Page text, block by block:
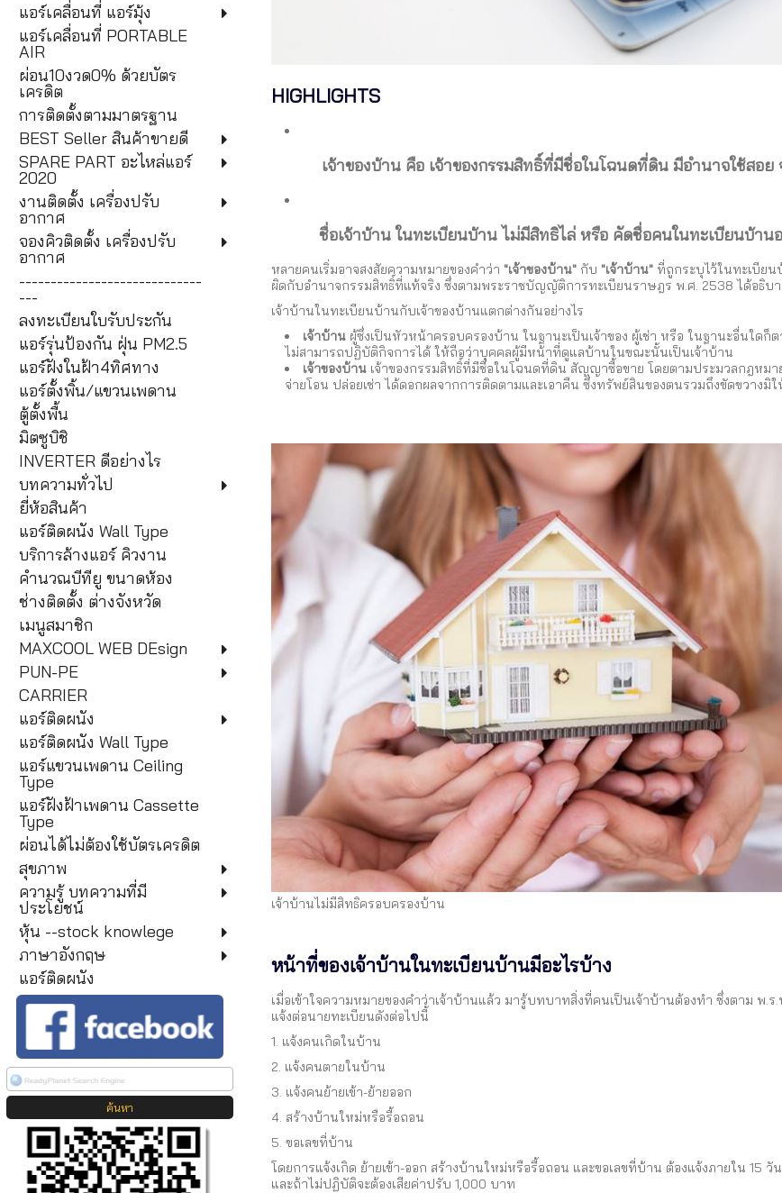
แอร์เคลื่อนที่ แอร์มุ้ง
แอร์เคลื่อนที่ PORTABLE
AIR
ผ่อน10งวด0% ด้วยบัตร
เครดิต
การติดตั้งตามมาตรฐาน
BEST Seller สินค้าขายดี
SPARE PART อะไหล่แอร์
2020
งานติดตั้ง เครื่องปรับ
อากาศ
จองคิวติดตั้ง เครื่องปรับ
อากาศ
-----------------------------
---
ลงทะเบียนใบรับประกัน
แอร์รุ่นป้องกัน ฝุ่น PM2.5
แอร์ฝังในฝ้า4ทิศทาง
แอร์ตั้งพิ้น/แขวนเพดาน
ตู้ตั้งพื้น
มิตซูบิชิ
INVERTER ดีอย่างไร
บทความทั่วไป
ยี่ห้อสินค้า
แอร์ติดผนัง Wall Type
บริการล้างแอร์ คิวงาน
คำนวณบีทียู ขนาดห้อง
ช่างติดตั้ง ต่างจังหวัด
เมนูสมาชิก
MAXCOOL WEB DEsign
PUN-PE
CARRIER
แอร์ติดผนัง
แอร์ติดผนัง Wall Type
แอร์แขวนเพดาน Ceiling
Type
แอร์ฝังฝ้าเพดาน Cassette
Type
ผ่อนได้ไม่ต้องใช้บัตรเครดิต
สุขภาพ
ความรู้ บทความที่มี
ประโยชน์
หุ้น --stock knowlege
ภาษาอังกฤษ
แอร์ติดผนัง
HIGHLIGHTS
เจ้าของบ้านคือ เจ้าของกรรมสิทธิ์ที่มีชื่อในโฉนดที่ดิน มีอำนาจใช้สอ
ชื่อเจ้าบ้าน ในทะเบียนบ้าน ไม่มีสิทธิไล่ หรือ คัดชื่อคนในทะเบียนบ้าน
หลายคนเริ่มอาจสงสัยความหมายของคำว่า "เจ้าของบ้าน" กับ "เจ้าบ้าน" ที่ถูกระบุไว้ในทะเบียน
ผิดกับอำนาจกรรมสิทธิ์ที่แท้จริง ซึ่งตามพระราชบัญญัติการทะเบียนราษฎร พ.ศ. 2538 ได้อธิบ
เจ้าบ้านในทะเบียนบ้านกับเจ้าของบ้านแตกต่างกันอย่างไร
เจ้าบ้าน ผู้ซึ่งเป็นหัวหน้าครอบครองบ้าน ในฐานะเป็นเจ้าของ ผู้เช่า หรือ ในฐานะอื่นใ
ไม่สามารถปฏิบัติกิจการได้ ให้ถือว่าบุคคลผู้มีหน้าที่ดูแลบ้านในขณะนั้นเป็นเจ้าบ้าน
เจ้าของบ้าน เจ้าของกรรมสิทธิ์ที่มีชื่อในโฉนดที่ดิน สัญญาซื้อขาย โดยตามประมวลกฎหม
จ่ายโอน ปล่อยเช่า ได้ดอกผลจากการติดตามและเอาคืน ซึ่งทรัพย์สินของตนรวมถึงขัดขวาง
เจ้าบ้านไม่มีสิทธิครอบครองบ้าน
หน้าที่ของเจ้าบ้านในทะเบียนบ้านมีอะไรบ้าง
เมื่อเข้าใจความหมายของคำว่าเจ้าบ้านแล้ว มารู้บทบาทสิ่งที่คนเป็นเจ้าบ้านต้องทำ ซึ่งตาม
แจ้งต่อนายทะเบียนดังต่อไปนี้
1. แจ้งคนเกิดในบ้าน
2. แจ้งคนตายในบ้าน
3. แจ้งคนย้ายเข้า-ย้ายออก
4. สร้างบ้านใหม่หรือรื้อถอน
5. ขอเลขที่บ้าน
โดยการแจ้งเกิด ย้ายเข้า-ออก สร้างบ้านใหม่หรือรื้อถอน และขอเลขที่บ้าน ต้องแจ้งภายใน 15
และถ้าไม่ปฏิบัติจะต้องเสียค่าปรับ 1,000 บาท